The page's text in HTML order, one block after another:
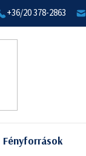
+36/20 378-2863
Fényforrások